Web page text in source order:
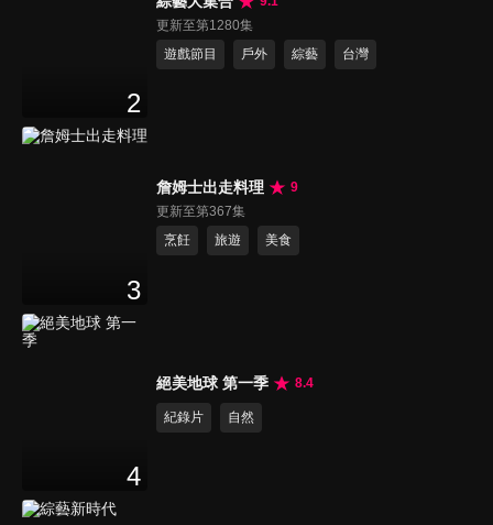
2
更新至第1280集
遊戲節目
戶外 綜藝 台灣
3
詹姆士出走料理
9
更新至第367集
烹飪
旅遊 美食
4
絕美地球 第一季 8.4
紀錄片 自然